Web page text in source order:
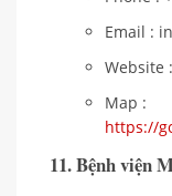
Email :
Website
Map :
https://
11. Bệnh viện